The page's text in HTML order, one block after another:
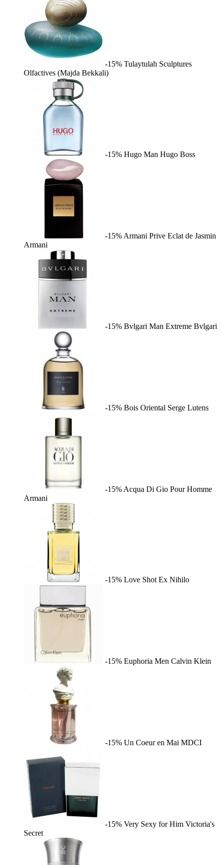
-15% Tulaytulah Sculptures
Olfactives (Majda Bekkali)
-15% Hugo Man Hugo Boss
-15% Armani Prive Eclat de Jasmin
Armani
-15% Bvlgari Man Extreme Bvlgari
-15% Bois Oriental Serge Lutens
-15% Acqua Di Gio Pour Homme
Armani
-15% Love Shot Ex Nihilo
-15% Euphoria Men Calvin Klein
-15% Un Coeur en Mai MDCI
-15% Very Sexy for Him Victoria's
Secret